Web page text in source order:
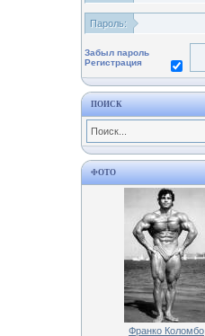
Пароль:
Забыл пароль
Регистрация
ПОИСК
ФОТО
Франко Коломбо